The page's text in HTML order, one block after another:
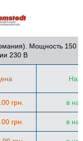
Мощность 150
230 В
грн. в
грн. в